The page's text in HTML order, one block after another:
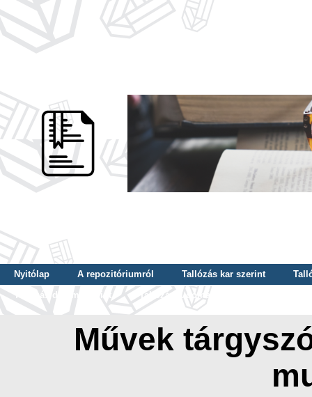
Nyitólap A repozitóriumról Tallózás kar szerint
Tallózás dátum szerint
Tallózás tudományterület szerint
Művek